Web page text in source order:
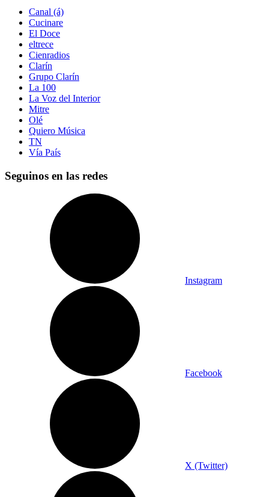
Canal (á)
Cucinare
El Doce
eltrece
Cienradios
Clarín
Grupo Clarín
La 100
La Voz del Interior
Mitre
Olé
Quiero Música
TN
Vía País
Seguinos en las redes
Instagram
Facebook
X (Twitter)